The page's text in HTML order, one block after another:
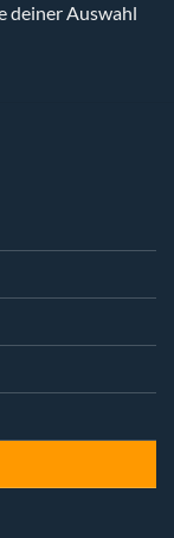
deiner Auswahl